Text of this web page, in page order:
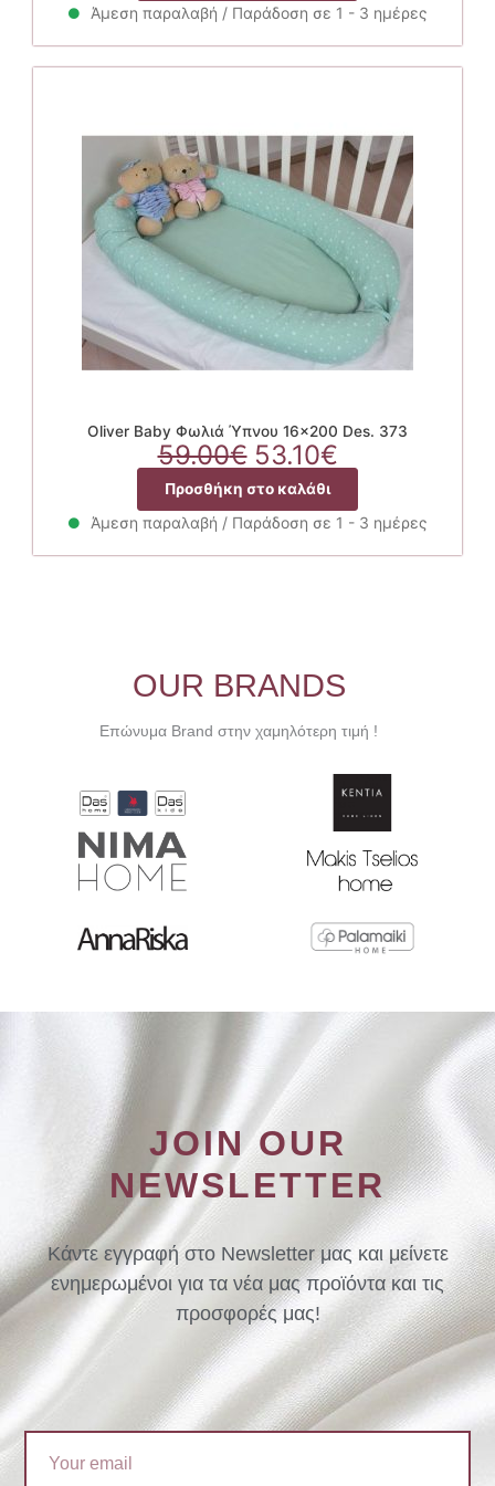
80.00€.είναι:
72.00€.
Άμεση παραλαβή / Παράδοση σε 1 - 3 ημέρες
Oliver Baby Φωλιά Ύπνου 16×200 Des. 373
59.00€ Original
price
was:
59.00€.
53.10€Η
τρέχουσα
τιμή
είναι:
53.10€.
Προσθήκη στο καλάθι
Άμεση παραλαβή / Παράδοση σε 1 - 3 ημέρες
OUR BRANDS
Επώνυμα Brand στην χαμηλότερη τιμή !
JOIN OUR
NEWSLETTER
Κάντε εγγραφή στο Newsletter μας και μείνετε
ενημερωμένοι για τα νέα μας προϊόντα και τις
προσφορές μας!